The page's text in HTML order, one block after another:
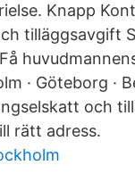
Knapp
tilläggsavgift
· Göteborg ·
och
rätt adress.